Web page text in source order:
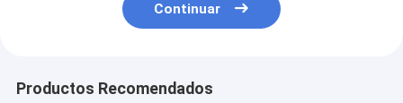
Continuar
Productos Recomendados